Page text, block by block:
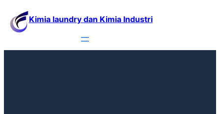
Kimia laundry dan Kimia Industri